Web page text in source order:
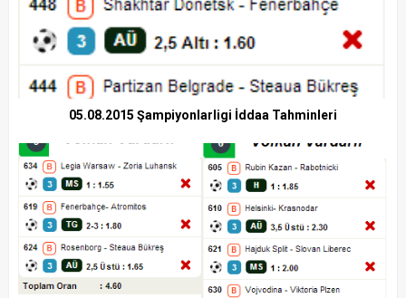
05.08.2015 Şampiyonlarligi İddaa Tahminleri